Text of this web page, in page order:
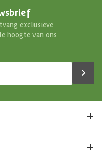
exclusieve
hoogte van ons